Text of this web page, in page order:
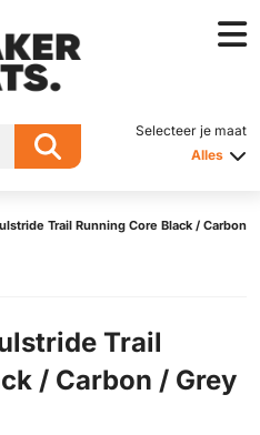
Selecteer je maat
Alles
Trail Running Core Black / Carbon
Trail
/ Carbon / Grey